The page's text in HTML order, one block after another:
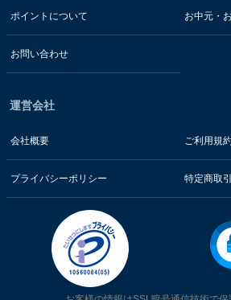
ポイントについて お中元・
お問い合わせ
運営会社
会社概要 ご利用規
プライバシーポリシー 特定商取